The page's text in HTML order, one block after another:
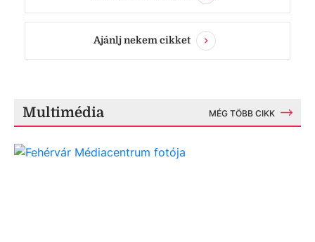
Ajánlj nekem cikket
Multimédia MÉG TÖBB CIKK